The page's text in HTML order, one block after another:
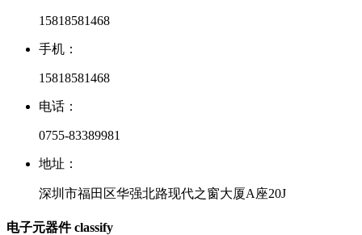
15818581468
手机：
15818581468
电话：
0755-83389981
地址：
深圳市福田区华强北路现代之窗大厦A座20J
电子元器件classify